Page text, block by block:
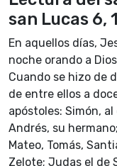
san Lucas 6,
En aquellos días,
noche orando a
Cuando se hizo de
de entre ellos a
apóstoles: Simón,
Andrés, su
Mateo, Tomás,
Zelote; Judas el de